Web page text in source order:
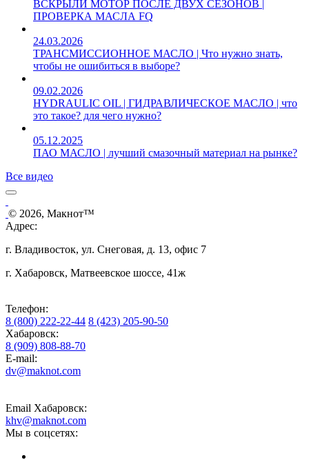
ВСКРЫЛИ МОТОР ПОСЛЕ ДВУХ СЕЗОНОВ |
ПРОВЕРКА МАСЛА FQ
24.03.2026
ТРАНСМИССИОННОЕ МАСЛО | Что нужно знать,
чтобы не ошибиться в выборе?
09.02.2026
HYDRAULIC OIL | ГИДРАВЛИЧЕСКОЕ МАСЛО | что
это такое? для чего нужно?
05.12.2025
ПАО МАСЛО | лучший смазочный материал на рынке?
Все видео
© 2026, Макнот™
Адрес:
г. Владивосток, ул. Снеговая, д. 13, офис 7
г. Хабаровск, Матвеевское шоссе, 41ж
Телефон:
8 (800) 222-22-44 8 (423) 205-90-50
Хабаровск:
8 (909) 808-88-70
E-mail:
dv@maknot.com
Email Хабаровск:
khv@maknot.com
Мы в соцсетях: